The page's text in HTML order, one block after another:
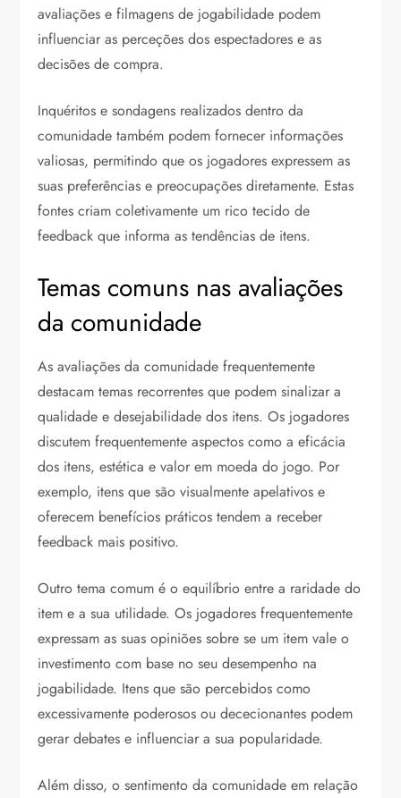
avaliações e filmagens de jogabilidade podem
influenciar as perceções dos espectadores e as
decisões de compra.
Inquéritos e sondagens realizados dentro da
comunidade também podem fornecer informações
valiosas, permitindo que os jogadores expressem as
suas preferências e preocupações diretamente. Estas
fontes criam coletivamente um rico tecido de
feedback que informa as tendências de itens.
Temas comuns nas avaliações
da comunidade
As avaliações da comunidade frequentemente
destacam temas recorrentes que podem sinalizar a
qualidade e desejabilidade dos itens. Os jogadores
discutem frequentemente aspectos como a eficácia
dos itens, estética e valor em moeda do jogo. Por
exemplo, itens que são visualmente apelativos e
oferecem benefícios práticos tendem a receber
feedback mais positivo.
Outro tema comum é o equilíbrio entre a raridade do
item e a sua utilidade. Os jogadores frequentemente
expressam as suas opiniões sobre se um item vale o
investimento com base no seu desempenho na
jogabilidade. Itens que são percebidos como
excessivamente poderosos ou dececionantes podem
gerar debates e influenciar a sua popularidade.
Além disso, o sentimento da comunidade em relação